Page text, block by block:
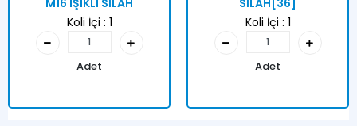
M16 IŞIKLI SİLAH
Koli İçi : 1
Adet
SİLAH[36]
Koli İçi : 1
Adet